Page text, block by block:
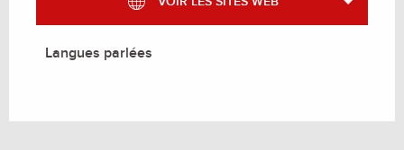
Langues parlées
Langues parlées